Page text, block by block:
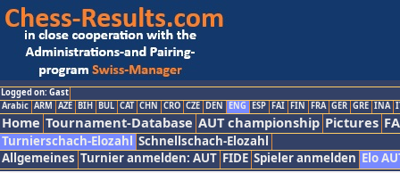
Logged on: Gast
Arabic ARM AZE BIH BUL CAT CHN CRO CZE DEN ENG ESP FAI FIN FRA GER GRE INA
Home Tournament-Database AUT championship Pictures
Turnierschach-Elozahl Schnellschach-Elozahl
Allgemeines Turnier anmelden: AUT FIDE Spieler anmelden Elo